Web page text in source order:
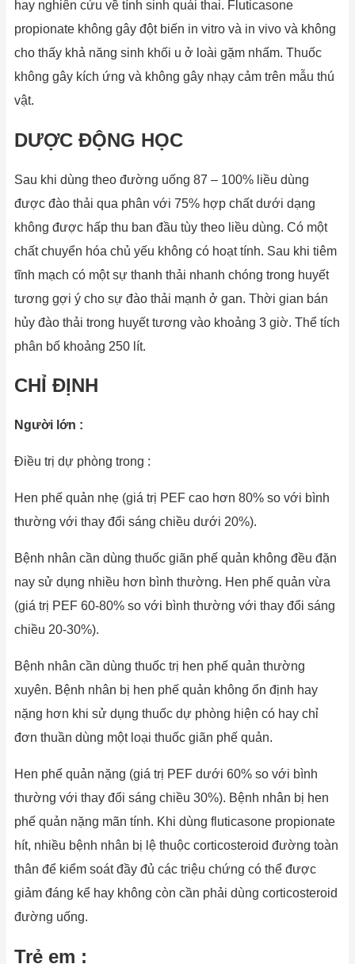
hay nghiên cứu về tính sinh quái thai. Fluticasone
propionate không gây đột biến in vitro và in vivo và không
cho thấy khả năng sinh khối u ở loài gặm nhấm. Thuốc
không gây kích ứng và không gây nhạy cảm trên mẫu thú
vật.
DƯỢC ĐỘNG HỌC
Sau khi dùng theo đường uống 87 – 100% liều dùng
được đào thải qua phân với 75% hợp chất dưới dạng
không được hấp thu ban đầu tùy theo liều dùng. Có một
chất chuyển hóa chủ yếu không có hoạt tính. Sau khi tiêm
tĩnh mạch có một sự thanh thải nhanh chóng trong huyết
tương gợi ý cho sự đào thải mạnh ở gan. Thời gian bán
hủy đào thải trong huyết tương vào khoảng 3 giờ. Thể tích
phân bố khoảng 250 lít.
CHỈ ĐỊNH
Người lớn :
Điều trị dự phòng trong :
Hen phế quản nhẹ (giá trị PEF cao hơn 80% so với bình
thường với thay đổi sáng chiều dưới 20%).
Bệnh nhân cần dùng thuốc giãn phế quản không đều đặn
nay sử dụng nhiều hơn bình thường. Hen phế quản vừa
(giá trị PEF 60-80% so với bình thường với thay đổi sáng
chiều 20-30%).
Bệnh nhân cần dùng thuốc trị hen phế quản thường
xuyên. Bệnh nhân bị hen phế quản không ổn định hay
nặng hơn khi sử dụng thuốc dự phòng hiện có hay chỉ
đơn thuần dùng một loại thuốc giãn phế quản.
Hen phế quản nặng (giá trị PEF dưới 60% so với bình
thường với thay đổi sáng chiều 30%). Bệnh nhân bị hen
phế quản nặng mãn tính. Khi dùng fluticasone propionate
hít, nhiều bệnh nhân bị lệ thuộc corticosteroid đường toàn
thân để kiểm soát đầy đủ các triệu chứng có thể được
giảm đáng kể hay không còn cần phải dùng corticosteroid
đường uống.
Trẻ em :